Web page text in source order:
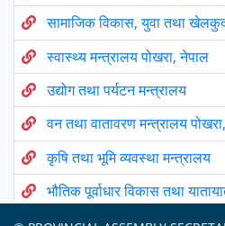
सामाजिक विकास, युवा तथा
स्वास्थ्य मन्त्रालय पोखरा, नेपाल
उद्योग तथा पर्यटन मन्त्रालय
वन तथा वातावरण मन्त्रालय
कृषि तथा भूमि व्यवस्था मन्त्रालय
भौतिक पूर्वाधार विकास तथा